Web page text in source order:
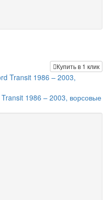
Купить в 1 клик
1986 – 2003, ворсовые